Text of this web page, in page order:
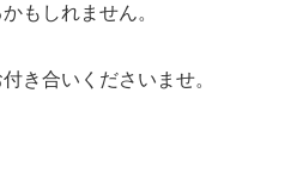
もしれません。
き合いくださいませ。